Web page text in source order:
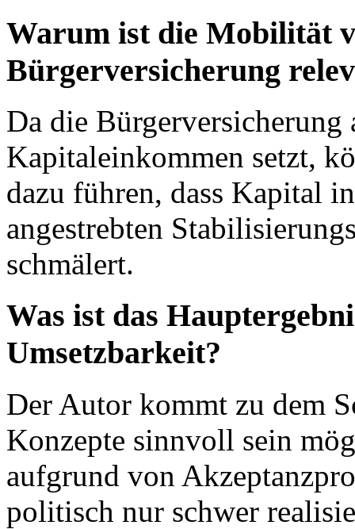
Warum ist die Mobilität
Bürgerversicherung
Da die
Kapitaleinkommen setzt,
dazu führen, dass Kapital
angestrebten
schmälert.
Was ist das
Umsetzbarkeit?
Der Autor kommt zu dem
Konzepte sinnvoll sein
aufgrund von
politisch nur schwer